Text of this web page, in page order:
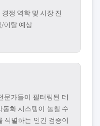
쟁 역학 및 시장 진
/이탈 예상
문가들이 필터링된 데
화 시스템이 놀칠 수
식별하는 인간 검증이